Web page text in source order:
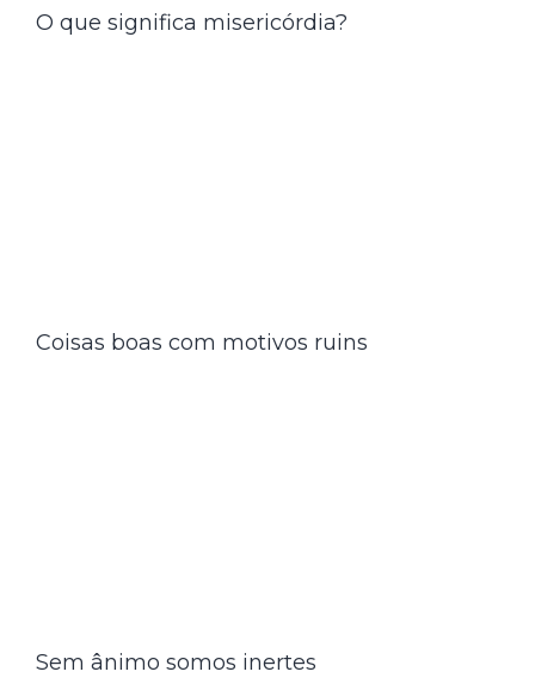
O que significa misericórdia?
Coisas boas com motivos ruins
Sem ânimo somos inertes